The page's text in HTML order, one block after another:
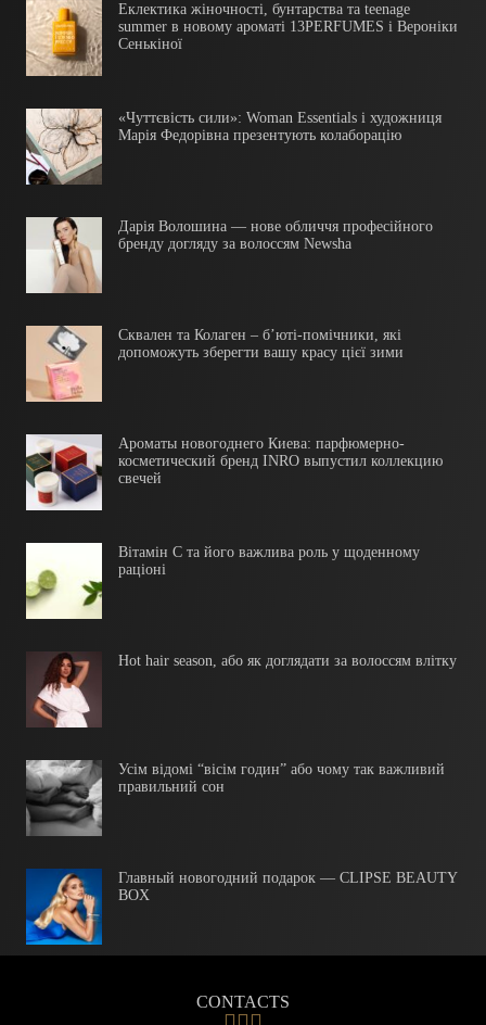
Еклектика жіночності, бунтарства та teenage
summer в новому ароматі 13PERFUMES і Вероніки
Сенькіної
«Чуттєвість сили»: Woman Essentials і художниця
Марія Федорівна презентують колаборацію
Дарія Волошина — нове обличчя професійного
бренду догляду за волоссям Newsha
Сквален та Колаген – б’юті-помічники, які
допоможуть зберегти вашу красу цієї зими
Ароматы новогоднего Киева: парфюмерно-
косметический бренд INRO выпустил коллекцию
свечей
Вітамін С та його важлива роль у щоденному
раціоні
Hot hair season, або як доглядати за волоссям влітку
Усім відомі “вісім годин” або чому так важливий
правильний сон
Главный новогодний подарок — CLIPSE BEAUTY
BOX
CONTACTS